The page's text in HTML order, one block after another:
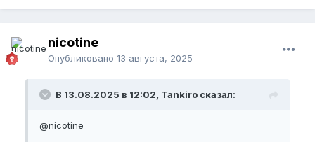
nicotine
Опубликовано 13 августа, 2025
В 13.08.2025 в 12:02, Tankiro сказал:
@nicotine